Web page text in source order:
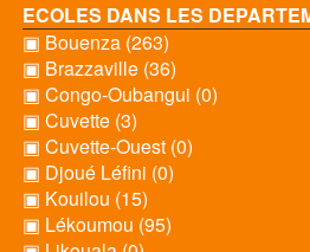
ECOLES DANS LES
▣ Bouenza (263)
▣ Brazzaville (36)
▣ Congo-Oubangui (0)
▣ Cuvette (3)
▣ Cuvette-Ouest (0)
▣ Djoué Léfini (0)
▣ Kouilou (15)
▣ Lékoumou (95)